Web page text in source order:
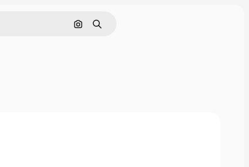
Buscar por imagen
Buscar